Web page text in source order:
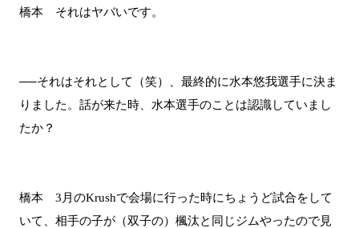
橋本 それはヤバいです。
──それはそれとして（笑）、最終的に水本悠我選手に決ま
りました。話が来た時、水本選手のことは認識していまし
たか？
橋本 3月のKrushで会場に行った時にちょうど試合をして
いて、相手の子が（双子の）楓汰と同じジムやったので見